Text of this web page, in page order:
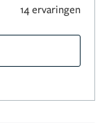
14 ervaringen